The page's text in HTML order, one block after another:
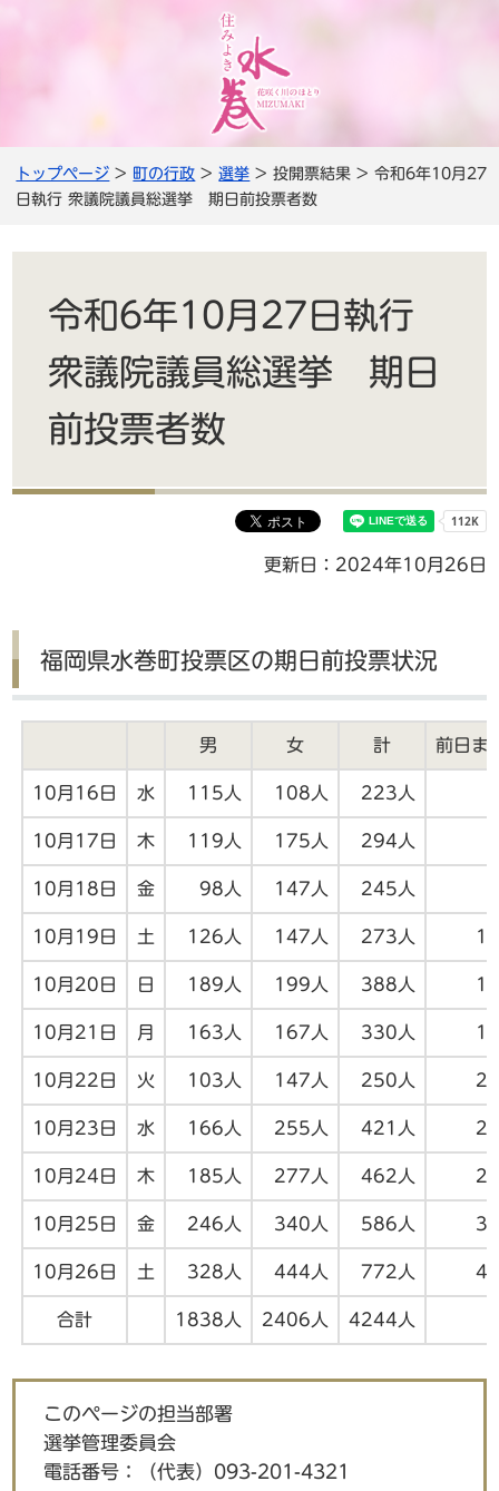
トップページ > 町の行政 >選挙 > 投開票結果 > 令和6年10月27
日執行 衆議院議員総選挙 期日前投票者数
令和6年10月27日執行
衆議院議員総選挙 期日
前投票者数
更新日：2024年10月26日
福岡県水巻町投票区の期日前投票状況
男 女 計 前日ま
10月16日 水 115人 108人 223人
10月17日 木 119人 175人 294人
10月18日 金 98人 147人 245人
10月19日 土 126人 147人 273人
10月20日 日 189人 199人 388人
10月21日 月 163人 167人 330人
10月22日 火 103人 147人 250人
10月23日 水 166人 255人 421人
10月24日 木 185人 277人 462人
10月25日 金 246人 340人 586人
10月26日 土 328人 444人 772人
合計 1838人 2406人 4244人
このページの担当部署
選挙管理委員会
電話番号：
（代表）093-201-4321